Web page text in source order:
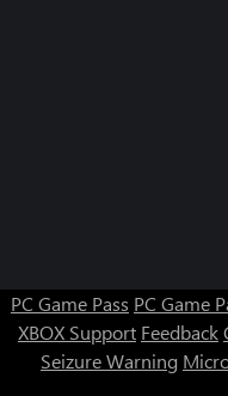
PC Game Pass PC Game
XBOX Support Feedback
Seizure Warning